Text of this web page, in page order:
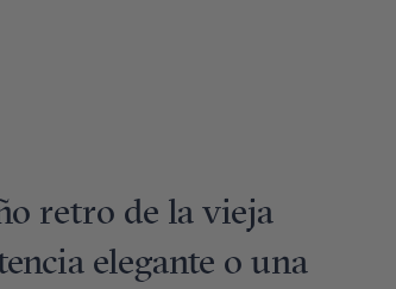
retro de la vieja
elegante o una